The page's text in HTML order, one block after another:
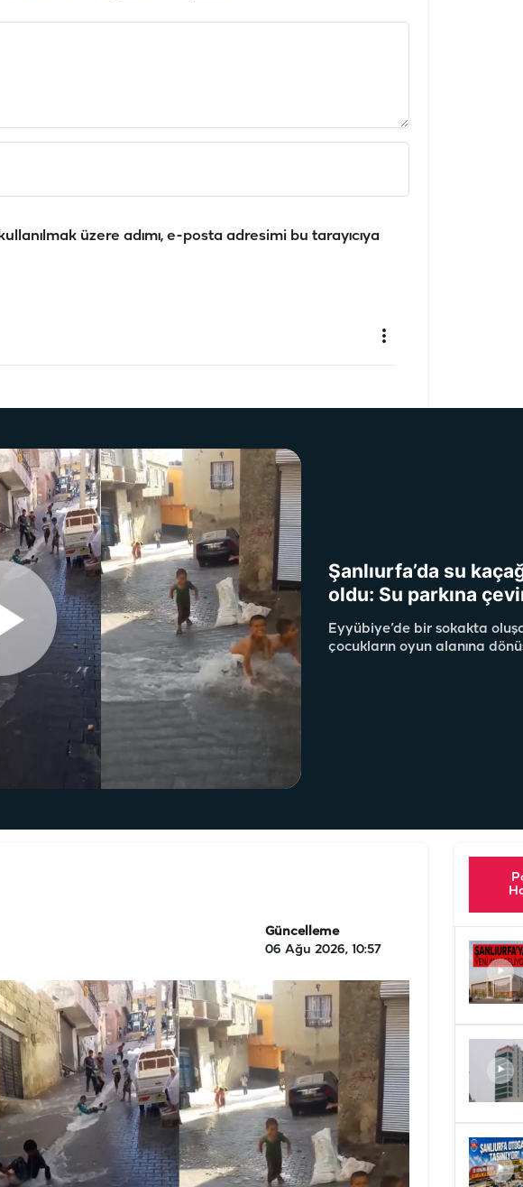
üzere adımı, e-posta adresimi bu tarayıcıya
Şanlıurfa’da su
oldu: Su parkına
Eyyübiye’de bir sokakta
çocukların oyun alanına
Güncelleme
06 Ağu 2026, 10:57